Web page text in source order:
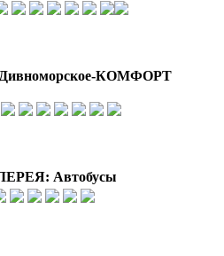
КОМФОРТ
Автобусы